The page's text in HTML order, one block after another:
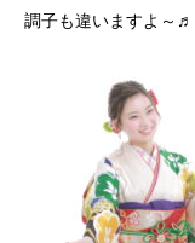
調子も違いますよ～♬